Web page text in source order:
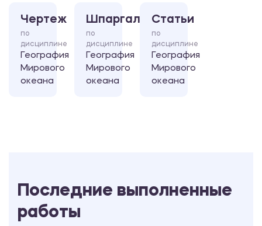
Чертеж
по
дисциплине
География
Мирового
океана
Шпаргалка
по
дисциплине
География
Мирового
океана
Статьи
по
дисциплине
География
Мирового
океана
Последние выполненные
работы